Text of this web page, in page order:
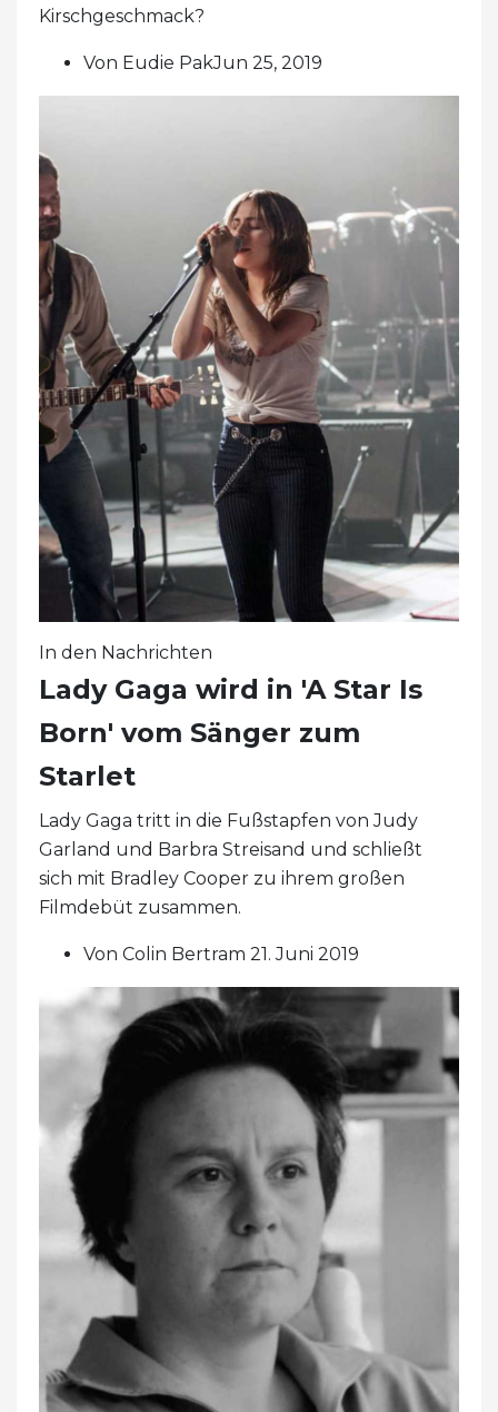
Kirschgeschmack?
Von Eudie PakJun 25, 2019
In den Nachrichten
Lady Gaga wird in 'A Star Is
Born' vom Sänger zum
Starlet
Lady Gaga tritt in die Fußstapfen von Judy
Garland und Barbra Streisand und schließt
sich mit Bradley Cooper zu ihrem großen
Filmdebüt zusammen.
Von Colin Bertram 21. Juni 2019